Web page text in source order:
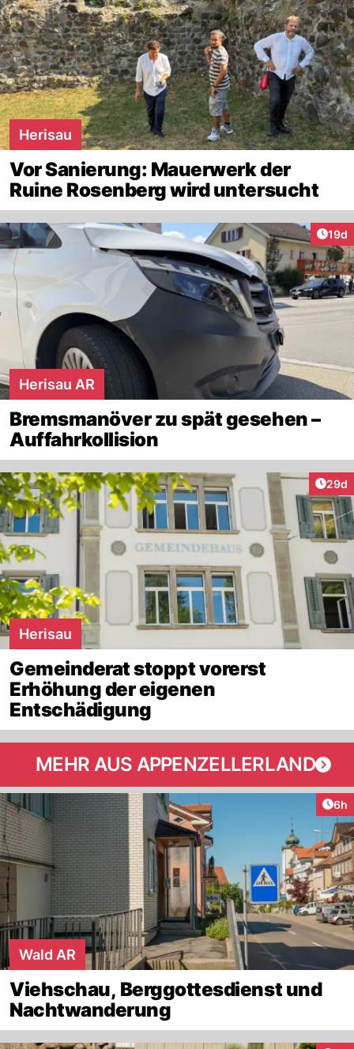
Herisau
Vor Sanierung: Mauerwerk der
Ruine Rosenberg wird untersucht
19d
Herisau AR
Bremsmanöver zu spät gesehen –
Auffahrkollision
29d
Herisau
Gemeinderat stoppt vorerst
Erhöhung der eigenen
Entschädigung
MEHR AUS APPENZELLERLAND
6h
Wald AR
Viehschau, Berggottesdienst und
Nachtwanderung